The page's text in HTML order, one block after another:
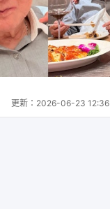
更新： 2026-06-23 12:36